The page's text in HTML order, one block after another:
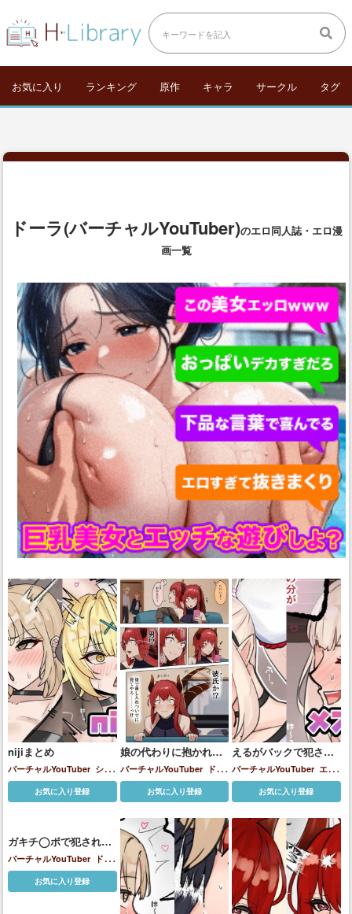
お気に入り ランキング 原作 キャラ サークル タグ
ドーラ(バーチャルYouTuber)のエロ同人誌・エロ漫
画一覧
nijiまとめ
バーチャルYouTuber シス
ター・クレアドーラ(バーチ
ャルYouTuber) フレン・
名唯華樋口楓白雪巴 鈴原る
る
お気に入り登録
娘の代わりに抱かれる
母
バーチャルYouTuber
ドー
ラ(バーチャルYouTuber)
お気に入り登録
えるがバックで犯され
てメス堕ちしちゃう♡
バーチャルYouTuber エル
フのえるシスター・クレア
ドーラ(バーチャル
お気に入り登録
ガキチ◯ポで犯されて
即堕ちしちゃうドーラ
バーチャルYouTuber
ドー
ラ(バーチャルYouTuber)
お気に入り登録